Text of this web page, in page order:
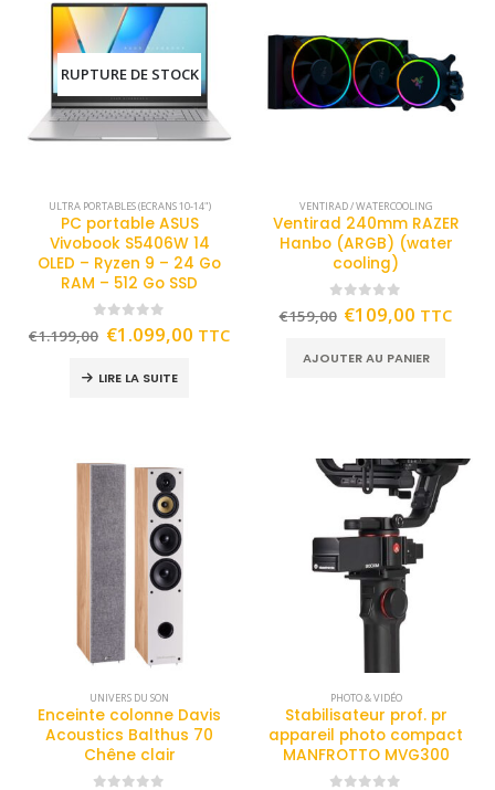
RUPTURE DE STOCK
ULTRA PORTABLES (ECRANS 10-14")
PC portable ASUS
Vivobook S5406W 14
OLED – Ryzen 9 – 24 Go
RAM – 512 Go SSD
out of 5
€1.199,00 €1.099,00 TTC
LIRE LA SUITE
VENTIRAD / WATERCOOLING
Ventirad 240mm RAZER
Hanbo (ARGB) (water
cooling)
out of 5
€159,00 €109,00 TTC
AJOUTER AU PANIER
UNIVERS DU SON
Enceinte colonne Davis
Acoustics Balthus 70
Chêne clair
PHOTO & VIDÉO
Stabilisateur prof. pr
appareil photo compact
MANFROTTO MVG300